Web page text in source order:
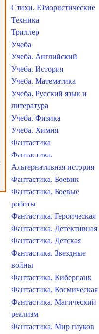
Стихи. Юмористические
Техника
Триллер
Учеба
Учеба. Английский
Учеба. История
Учеба. Математика
Учеба. Русский язык и
литература
Учеба. Физика
Учеба. Химия
Фантастика
Фантастика.
Альтернативная история
Фантастика. Боевик
Фантастика. Боевые
роботы
Фантастика. Героическая
Фантастика. Детективная
Фантастика. Детская
Фантастика. Звездные
войны
Фантастика. Киберпанк
Фантастика. Космическая
Фантастика. Магический
реализм
Фантастика. Мир пауков